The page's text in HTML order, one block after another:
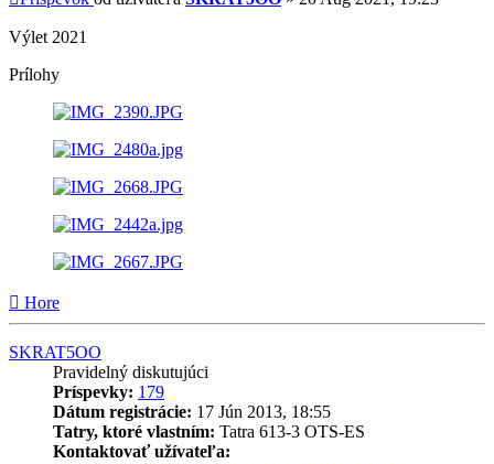
Výlet 2021
Prílohy
Hore
SKRAT5OO
Pravidelný diskutujúci
Príspevky: 179
Dátum registrácie: 17 Jún 2013, 18:55
Tatry, ktoré vlastním: Tatra 613-3 OTS-ES
Kontaktovať užívateľa: